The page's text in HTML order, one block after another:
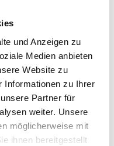
und Anzeigen zu
Medien anbieten
Website zu
Informationen zu Ihrer
Partner für
weiter. Unsere
möglicherweise mit
ihnen bereitgestellt
isst, was du in jedem
Roero unternehmen
in Echtzeit.